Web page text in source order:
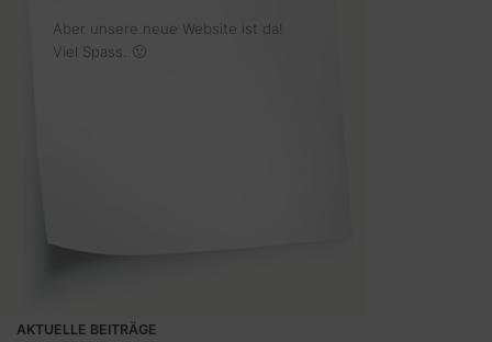
Aber unsere neue Website ist da!
Viel Spass. 🙂
AKTUELLE BEITRÄGE